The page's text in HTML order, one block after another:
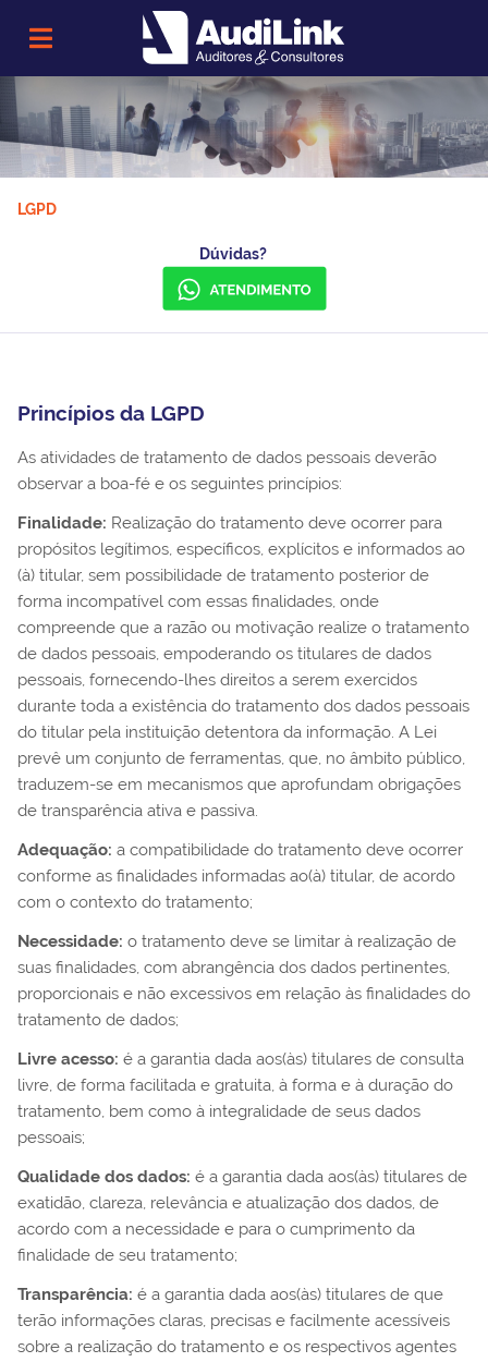
LGPD
Dúvidas?
Princípios da LGPD
As atividades de tratamento de dados pessoais deverão
observar a boa-fé e os seguintes princípios:
Finalidade: Realização do tratamento deve ocorrer para
propósitos legítimos, específicos, explícitos e informados ao
(à) titular, sem possibilidade de tratamento posterior de
forma incompatível com essas finalidades, onde
compreende que a razão ou motivação realize o tratamento
de dados pessoais, empoderando os titulares de dados
pessoais, fornecendo-lhes direitos a serem exercidos
durante toda a existência do tratamento dos dados pessoais
do titular pela instituição detentora da informação. A Lei
prevê um conjunto de ferramentas, que, no âmbito público,
traduzem-se em mecanismos que aprofundam obrigações
de transparência ativa e passiva.
Adequação: a compatibilidade do tratamento deve ocorrer
conforme as finalidades informadas ao(à) titular, de acordo
com o contexto do tratamento;
Necessidade: o tratamento deve se limitar à realização de
suas finalidades, com abrangência dos dados pertinentes,
proporcionais e não excessivos em relação às finalidades do
tratamento de dados;
Livre acesso: é a garantia dada aos(às) titulares de consulta
livre, de forma facilitada e gratuita, à forma e à duração do
tratamento, bem como à integralidade de seus dados
pessoais;
Qualidade dos dados: é a garantia dada aos(às) titulares de
exatidão, clareza, relevância e atualização dos dados, de
acordo com a necessidade e para o cumprimento da
finalidade de seu tratamento;
Transparência: é a garantia dada aos(às) titulares de que
terão informações claras, precisas e facilmente acessíveis
sobre a realização do tratamento e os respectivos agentes